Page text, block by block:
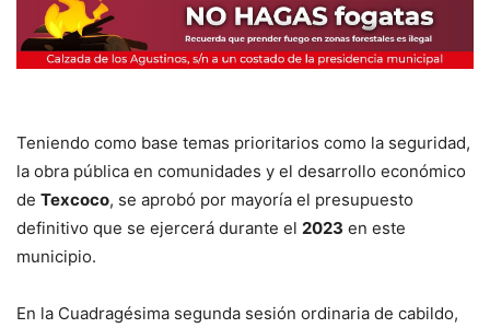
Teniendo como base temas prioritarios como la seguridad,
la obra pública en comunidades y el desarrollo económico
de Texcoco, se aprobó por mayoría el presupuesto
definitivo que se ejercerá durante el 2023 en este
municipio.
En la Cuadragésima segunda sesión ordinaria de cabildo,